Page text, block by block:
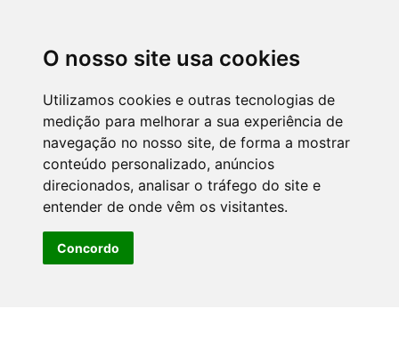
O nosso site usa cookies
Utilizamos cookies e outras tecnologias de
medição para melhorar a sua experiência de
navegação no nosso site, de forma a mostrar
conteúdo personalizado, anúncios
direcionados, analisar o tráfego do site e
entender de onde vêm os visitantes.
Concordo